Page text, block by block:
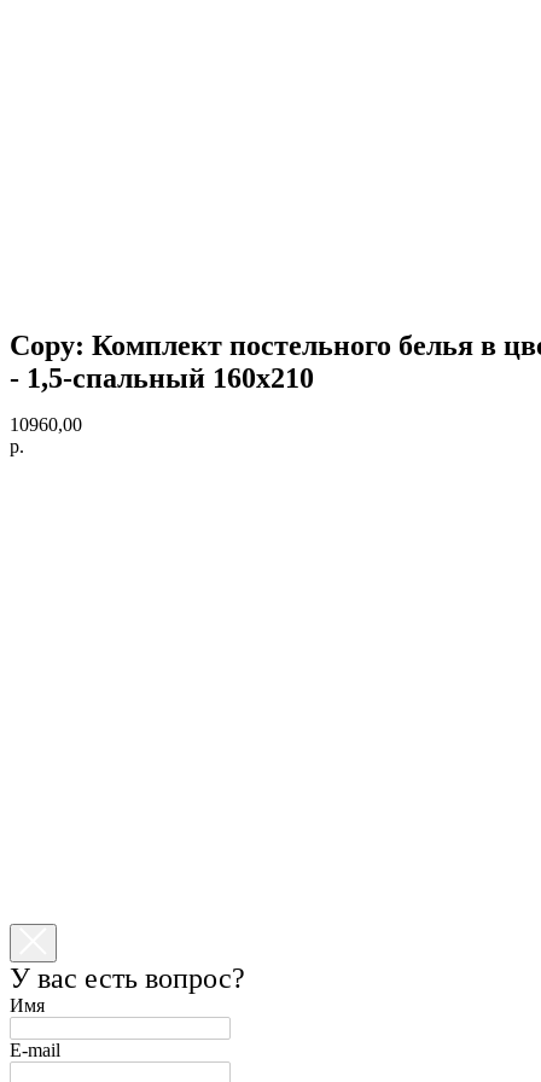
Copy: Комплект постельного белья в
- 1,5-спальный 160х210
10960,00
р.
У вас есть вопрос?
Имя
E-mail